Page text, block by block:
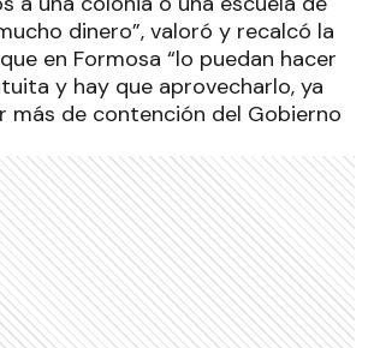
dinero”, valoró y recalcó la
en Formosa “lo puedan hacer
y hay que aprovecharlo, ya
más de contención del Gobierno